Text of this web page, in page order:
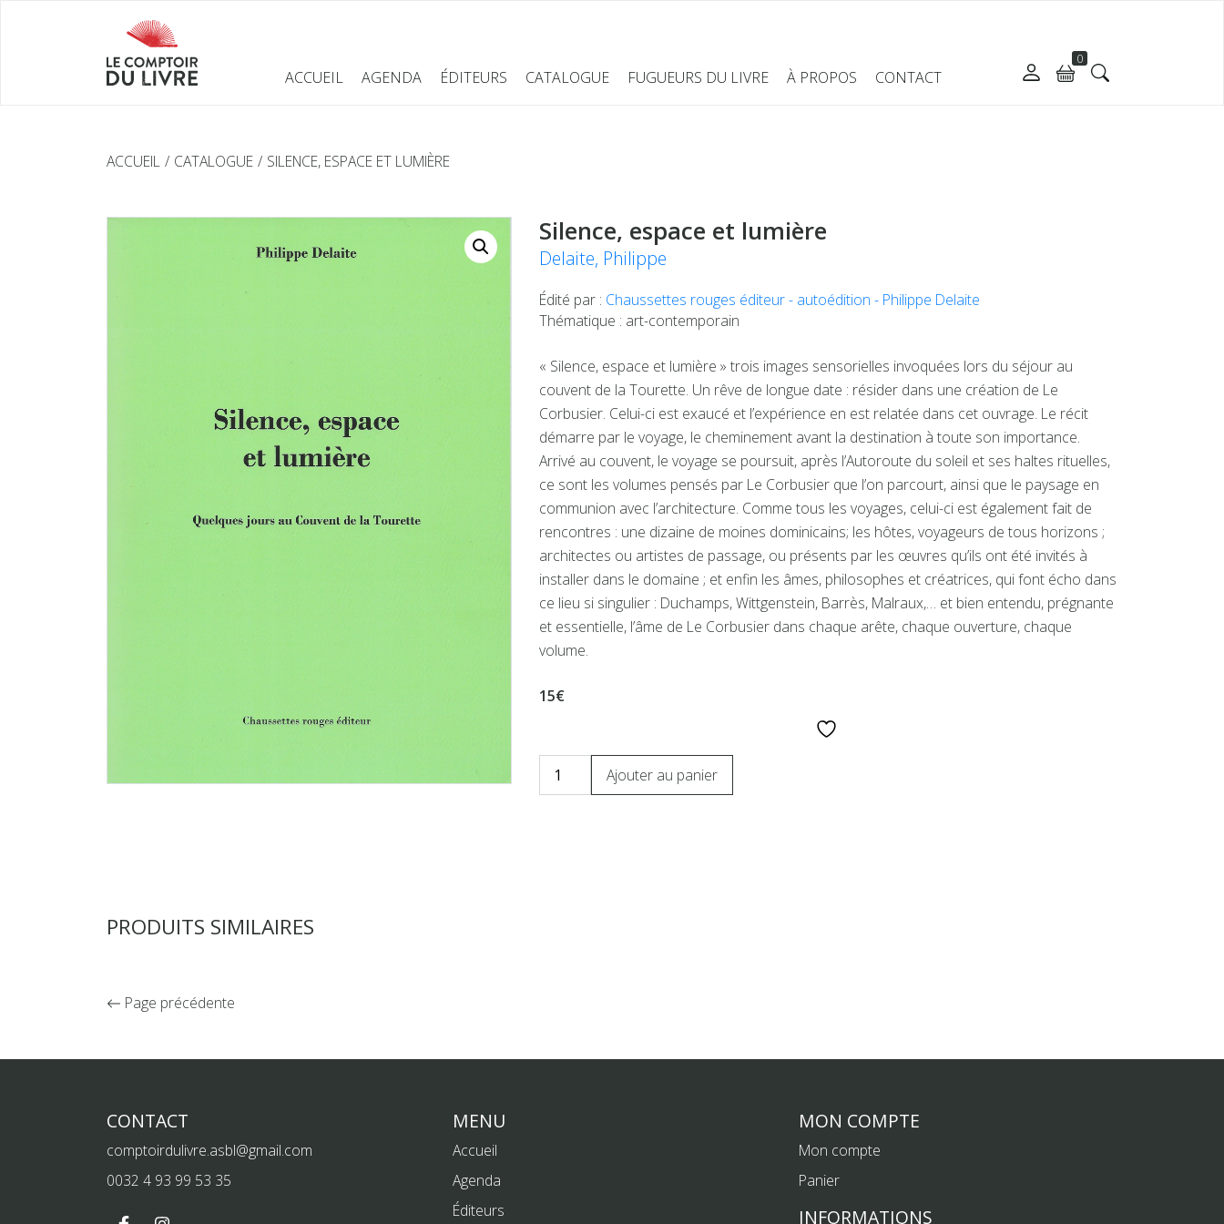
ACCUEIL AGENDA ÉDITEURS CATALOGUE FUGUEURS DU LIVRE À PROPOS CONTACT
0
ACCUEIL CATALOGUE SILENCE, ESPACE ET LUMIÈRE
Silence, espace et lumière
Delaite, Philippe
Édité par : Chaussettes rouges éditeur - autoédition - Philippe Delaite
Thématique : art-contemporain
« Silence, espace et lumière » trois images sensorielles invoquées lors du séjour au
couvent de la Tourette. Un rêve de longue date : résider dans une création de Le
Corbusier. Celui-ci est exaucé et l’expérience en est relatée dans cet ouvrage. Le récit
démarre par le voyage, le cheminement avant la destination à toute son importance.
Arrivé au couvent, le voyage se poursuit, après l’Autoroute du soleil et ses haltes rituelles,
ce sont les volumes pensés par Le Corbusier que l’on parcourt, ainsi que le paysage en
communion avec l’architecture. Comme tous les voyages, celui-ci est également fait de
rencontres : une dizaine de moines dominicains; les hôtes, voyageurs de tous horizons ;
architectes ou artistes de passage, ou présents par les œuvres qu’ils ont été invités à
installer dans le domaine ; et enfin les âmes, philosophes et créatrices, qui font écho dans
ce lieu si singulier : Duchamps, Wittgenstein, Barrès, Malraux,… et bien entendu, prégnante
et essentielle, l’âme de Le Corbusier dans chaque arête, chaque ouverture, chaque
volume.
15€
Ajouter au panier
PRODUITS SIMILAIRES
Page précédente
CONTACT
comptoirdulivre.asbl@gmail.com
0032 4 93 99 53 35
MENU
Accueil
Agenda
Éditeurs
MON COMPTE
Mon compte
Panier
INFORMATIONS